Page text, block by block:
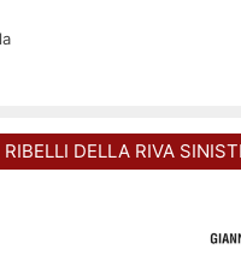
DELLA RIVA